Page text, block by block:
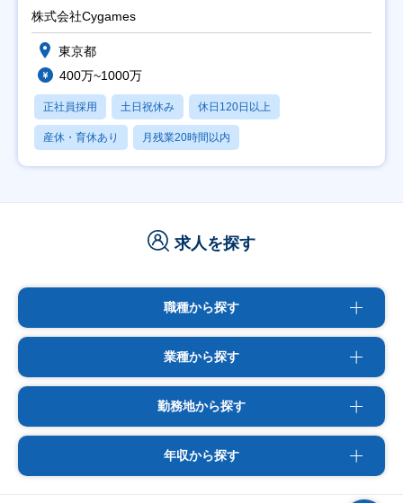
株式会社Cygames
東京都
400万~1000万
正社員採用 土日祝休み 休日120日以上
産休・育休あり 月残業20時間以内
求人を探す
職種から探す
業種から探す
勤務地から探す
年収から探す